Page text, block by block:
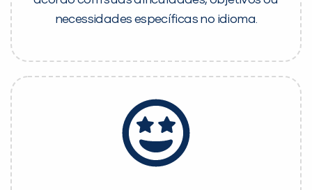
necessidades específicas no idioma.